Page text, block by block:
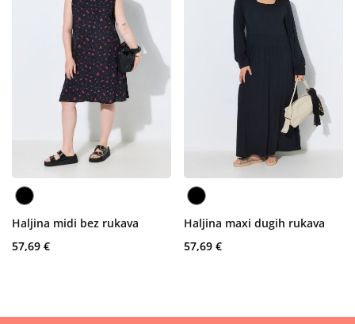
Haljina midi bez rukava
57,69 €
Haljina maxi dugih rukava
57,69 €